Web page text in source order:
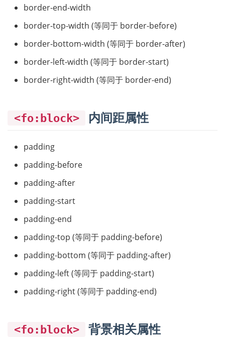
border-end-width
border-top-width (等同于 border-before)
border-bottom-width (等同于 border-after)
border-left-width (等同于 border-start)
border-right-width (等同于 border-end)
<fo:block> 内间距属性
padding
padding-before
padding-after
padding-start
padding-end
padding-top (等同于 padding-before)
padding-bottom (等同于 padding-after)
padding-left (等同于 padding-start)
padding-right (等同于 padding-end)
<fo:block> 背景相关属性